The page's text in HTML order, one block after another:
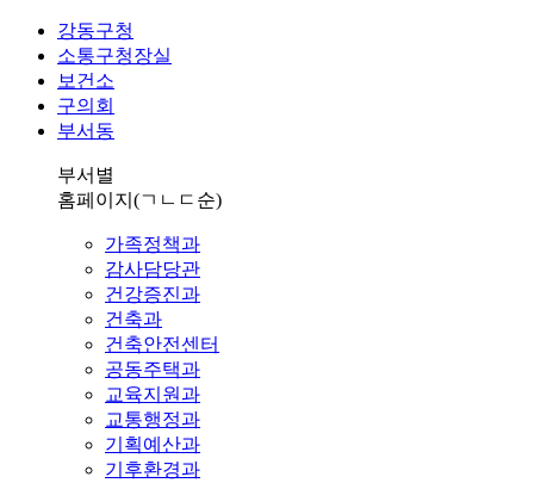
강동구청
소통구청장실
보건소
구의회
부서동
부서별
홈페이지 (ㄱㄴㄷ순)
가족정책과
감사담당관
건강증진과
건축과
건축안전센터
공동주택과
교육지원과
교통행정과
기획예산과
기후환경과